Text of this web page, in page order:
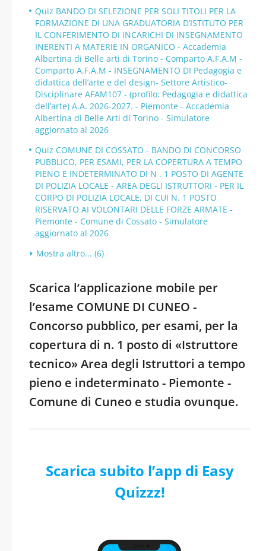
Quiz BANDO DI SELEZIONE PER SOLI TITOLI PER LA
FORMAZIONE DI UNA GRADUATORIA D’ISTITUTO PER
IL CONFERIMENTO DI INCARICHI DI INSEGNAMENTO
INERENTI A MATERIE IN ORGANICO - Accademia
Albertina di Belle arti di Torino - Comparto A.F.A.M -
Comparto A.F.A.M - INSEGNAMENTO DI Pedagogia e
didattica dell’arte e del design- Settore Artistico-
Disciplinare AFAM107 - (profilo: Pedagogia e didattica
dell’arte) A.A. 2026-2027. - Piemonte - Accademia
Albertina di Belle Arti di Torino - Simulatore
aggiornato al 2026
Quiz COMUNE DI COSSATO - BANDO DI CONCORSO
PUBBLICO, PER ESAMI, PER LA COPERTURA A TEMPO
PIENO E INDETERMINATO DI N . 1 POSTO DI AGENTE
DI POLIZIA LOCALE - AREA DEGLI ISTRUTTORI - PER IL
CORPO DI POLIZIA LOCALE, DI CUI N. 1 POSTO
RISERVATO AI VOLONTARI DELLE FORZE ARMATE -
Piemonte - Comune di Cossato - Simulatore
aggiornato al 2026
Mostra altro... (6)
Scarica l’applicazione mobile per
l’esame COMUNE DI CUNEO -
Concorso pubblico, per esami, per la
copertura di n. 1 posto di «Istruttore
tecnico» Area degli Istruttori a tempo
pieno e indeterminato - Piemonte -
Comune di Cuneo e studia ovunque.
Scarica subito l’app di Easy
Quizzz!